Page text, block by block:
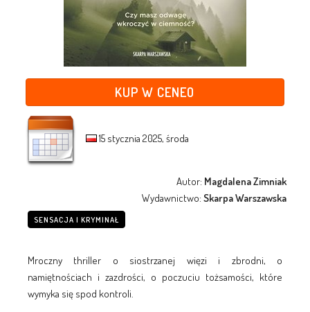
KUP W CENEO
15 stycznia 2025, środa
Autor: Magdalena Zimniak
Wydawnictwo:Skarpa Warszawska
SENSACJA I KRYMINAŁ
Mroczny thriller o siostrzanej więzi i zbrodni, o
namiętnościach i zazdrości, o poczuciu tożsamości, które
wymyka się spod kontroli.